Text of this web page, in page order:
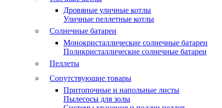
Дровяные уличные котлы
Уличные пеллетные котлы
Солнечные батареи
Монокристаллические солнечные батареи
Поликристаллические солнечные батареи
Пеллеты
Сопутствующие товары
Притопочные и напольные листы
Пылесосы для золы